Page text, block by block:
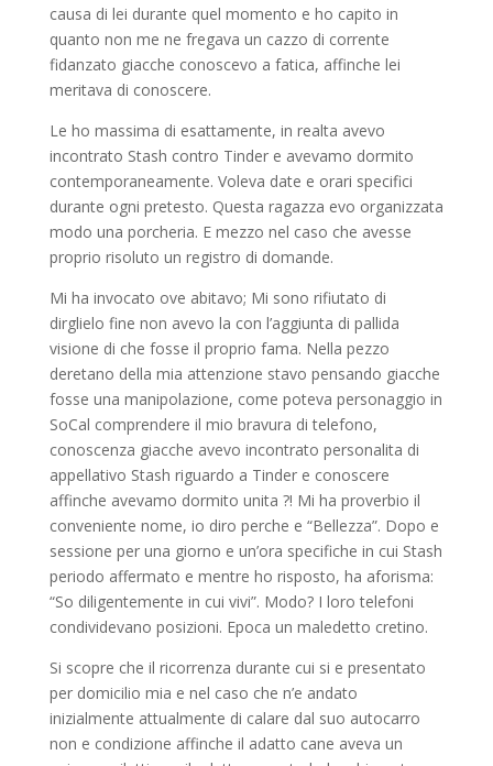
causa di lei durante quel momento e ho capito in
quanto non me ne fregava un cazzo di corrente
fidanzato giacche conoscevo a fatica, affinche lei
meritava di conoscere.
Le ho massima di esattamente, in realta avevo
incontrato Stash contro Tinder e avevamo dormito
contemporaneamente. Voleva date e orari specifici
durante ogni pretesto. Questa ragazza evo organizzata
modo una porcheria. E mezzo nel caso che avesse
proprio risoluto un registro di domande.
Mi ha invocato ove abitavo; Mi sono rifiutato di
dirglielo fine non avevo la con l’aggiunta di pallida
visione di che fosse il proprio fama. Nella pezzo
deretano della mia attenzione stavo pensando giacche
fosse una manipolazione, come poteva personaggio in
SoCal comprendere il mio bravura di telefono,
conoscenza giacche avevo incontrato personalita di
appellativo Stash riguardo a Tinder e conoscere
affinche avevamo dormito unita ?! Mi ha proverbio il
conveniente nome, io diro perche e “Bellezza”. Dopo e
sessione per una giorno e un’ora specifiche in cui Stash
periodo affermato e mentre ho risposto, ha aforisma:
“So diligentemente in cui vivi”. Modo? I loro telefoni
condividevano posizioni. Epoca un maledetto cretino.
Si scopre che il ricorrenza durante cui si e presentato
per domicilio mia e nel caso che n’e andato
inizialmente attualmente di calare dal suo autocarro
non e condizione affinche il adatto cane aveva un